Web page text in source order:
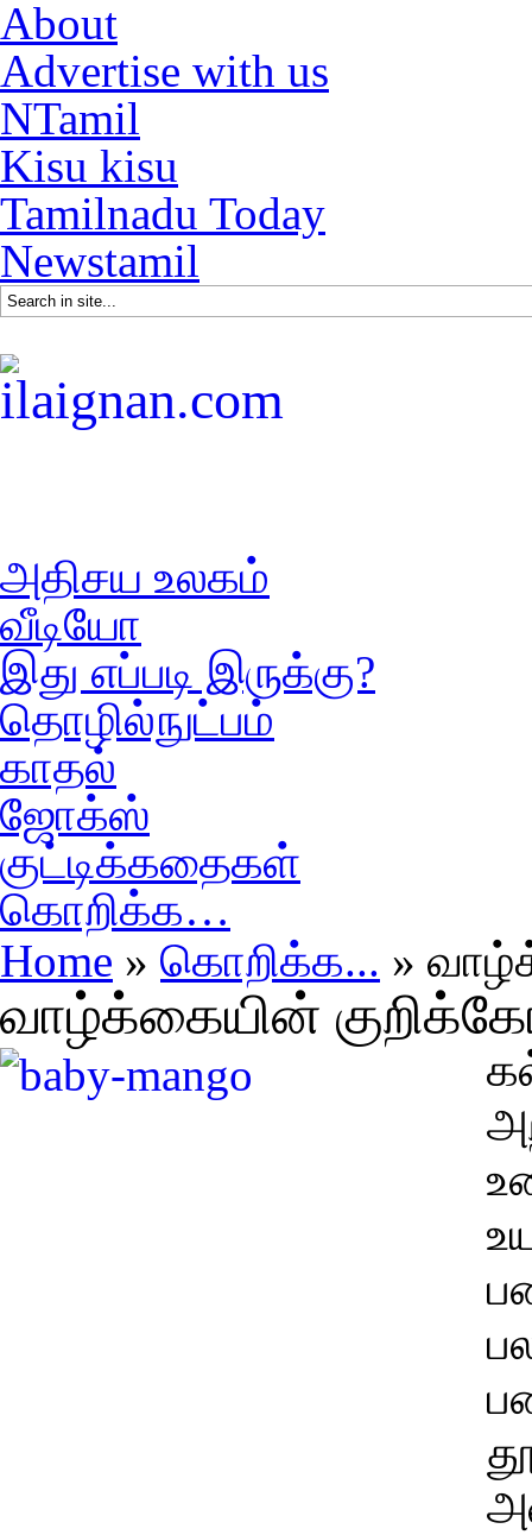
About
Advertise with us
NTamil
Kisu kisu
Tamilnadu Today
Newstamil
அதிசய உலகம்
வீடியோ
இது எப்படி இருக்கு?
தொழில்நுட்பம்
காதல்
ஜோக்ஸ்
குட்டிக்கதைகள்
கொறிக்க…
Home » கொறிக்க... »
வாழ்க்கையின்